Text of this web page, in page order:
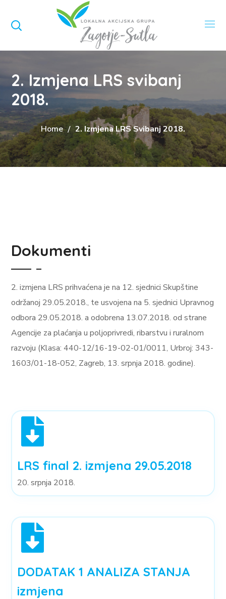
2. Izmjena LRS svibanj
2018.
Home 2. Izmjena LRS Svibanj 2018.
Dokumenti
2. izmjena LRS prihvaćena je na 12. sjednici Skupštine
održanoj 29.05.2018., te usvojena na 5. sjednici Upravnog
odbora 29.05.2018. a odobrena 13.07.2018. od strane
Agencije za plaćanja u poljoprivredi, ribarstvu i ruralnom
razvoju (Klasa: 440-12/16-19-02-01/0011, Urbroj: 343-
1603/01-18-052, Zagreb, 13. srpnja 2018. godine).
LRS final 2. izmjena 29.05.2018
20. srpnja 2018.
DODATAK 1 ANALIZA STANJA
izmjena